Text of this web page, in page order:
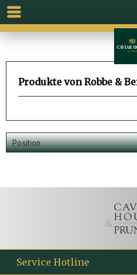
Produkte von Robbe &
Service Hotline